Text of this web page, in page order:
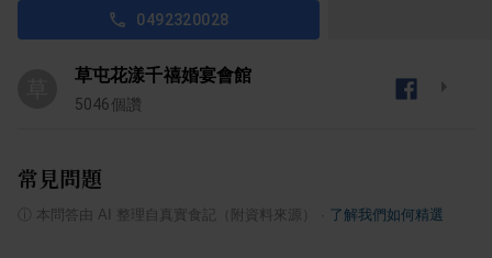
0492320028
草屯花漾千禧婚宴會館
5046個讚
常見問題
本問答由 AI 整理自真實食記（附資料來源） 了解我們如何精選